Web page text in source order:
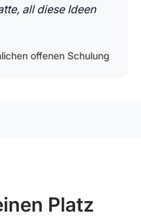
all diese Ideen
offenen Schulung
Platz